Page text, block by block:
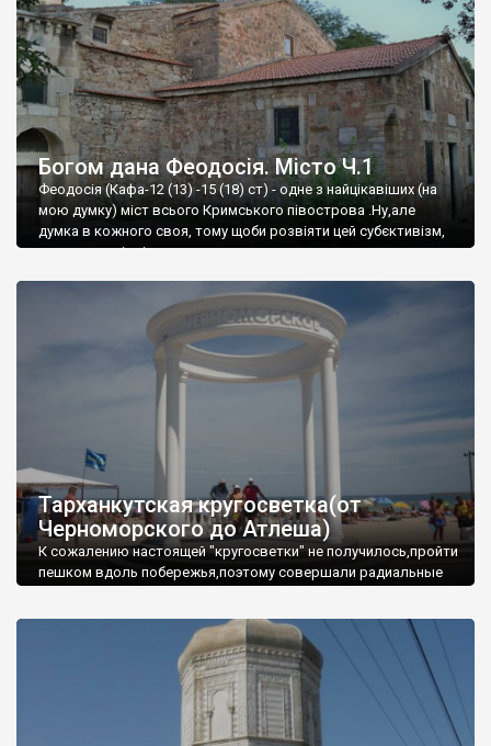
Богом дана Феодосія. Місто Ч.1
Феодосія (Кафа-12 (13) -15 (18) ст) - одне з найцікавіших (на
мою думку) міст всього Кримського півострова .Ну,але
думка в кожного своя, тому щоби розвіяти цей субєктивізм,
запрошую відвідати це
Тарханкутская кругосветка(от
Черноморского до Атлеша)
К сожалению настоящей "кругосветки" не получилось,пройти
пешком вдоль побережья,поэтому совершали радиальные